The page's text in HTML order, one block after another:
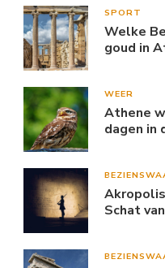
SPORT
Welke
goud in
WEER
Athene
dagen in
Schat